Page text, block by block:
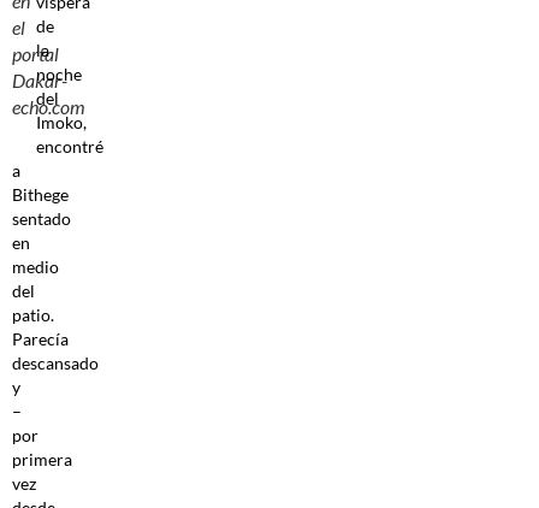
el
portal
Dakar-
echo.com
de
la
noche
del
Imoko,
encontré
a
Bithege
sentado
en
medio
del
patio.
Parecía
descansado
y
–
por
primera
vez